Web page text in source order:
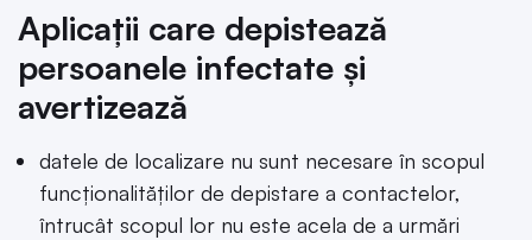
Aplicații care depistează
persoanele infectate și
avertizează
datele de localizare nu sunt necesare în scopul
funcționalităților de depistare a contactelor,
întrucât scopul lor nu este acela de a urmări